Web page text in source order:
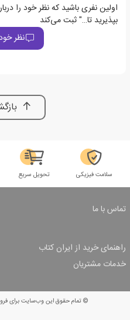
اولین نفری باشید که نظر خود را
بپذیرید تا…" ثبت می‌کند
نظر
سلامت فیزیکی تحویل سریع
تماس با ما
راهنمای خرید از ایران کتاب
ثبت سفارش
شرایط ارسال سفارش
شیوه پرداخت
تخفیف‌های خرید
خدمات مشتریان
© تمام حقوق این وب‌سایت برای